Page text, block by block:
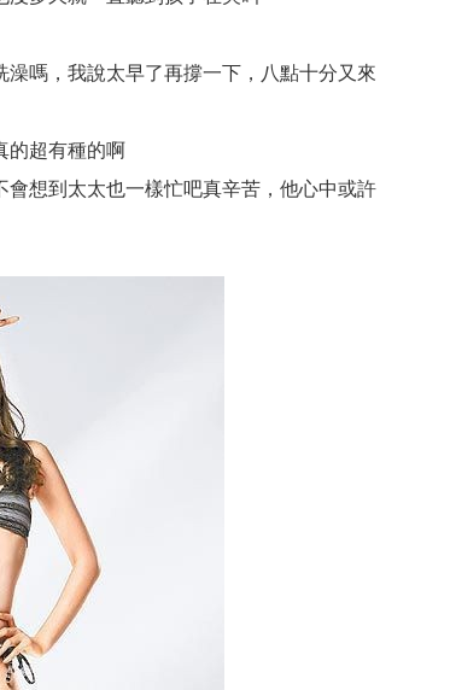
嗎，我說太早了再撐一下，八點十分又來
的超有種的啊
想到太太也一樣忙吧真辛苦，他心中或許